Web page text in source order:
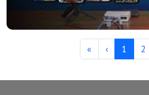
« ‹ 1 2